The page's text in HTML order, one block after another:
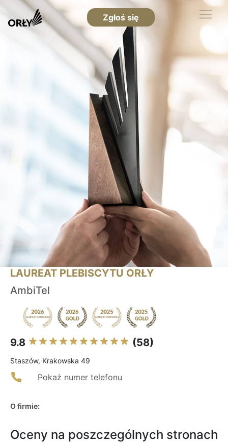
Zgłoś się
LAUREAT PLEBISCYTU ORŁY
AmbiTel
9.8 (58)
Staszów, Krakowska 49
Pokaż numer telefonu
O firmie:
Oceny na poszczególnych stronach